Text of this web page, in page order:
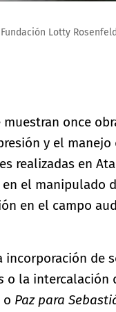
(Valparaíso,
once
y el
realizadas en
el manipulado
en el campo
incorporación de
o la intercalación
o Paz para